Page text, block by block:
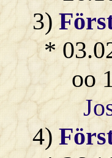
3)
*
oo
4)